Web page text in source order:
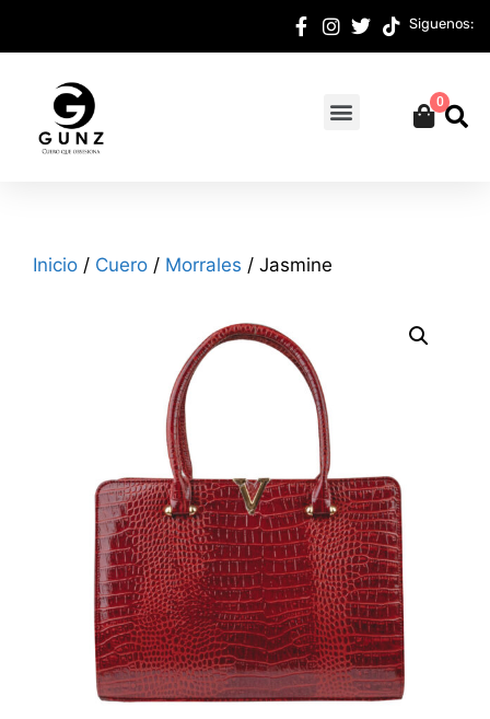
Siguenos:
0
Inicio / Cuero / Morrales / Jasmine